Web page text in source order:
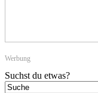
Werbung
Suchst du etwas?